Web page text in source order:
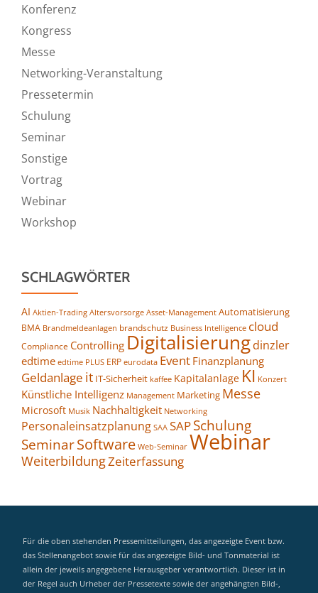
Konferenz
Kongress
Messe
Networking-Veranstaltung
Pressetermin
Schulung
Seminar
Sonstige
Vortrag
Webinar
Workshop
SCHLAGWÖRTER
AI Aktien-Trading Altersvorsorge Asset-Management Automatisierung
BMA Brandmeldeanlagen brandschutz Business Intelligence cloud
Compliance Controlling Digitalisierungdinzler
edtime edtime PLUS ERP eurodata Event Finanzplanung
Geldanlage it IT-Sicherheit kaffee Kapitalanlage KI Konzert
Künstliche Intelligenz Management Marketing Messe
Microsoft Musik Nachhaltigkeit Networking
Personaleinsatzplanung SAA SAPSchulung
SeminarSoftware Web-Seminar Webinar
WeiterbildungZeiterfassung
Für die oben stehenden Pressemitteilungen, das angezeigte Event bzw.
das Stellenangebot sowie für das angezeigte Bild- und Tonmaterial ist
allein der jeweils angegebene Herausgeber verantwortlich. Dieser ist in
der Regel auch Urheber der Pressetexte sowie der angehängten Bild-,